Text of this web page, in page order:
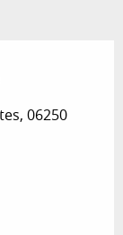
06250